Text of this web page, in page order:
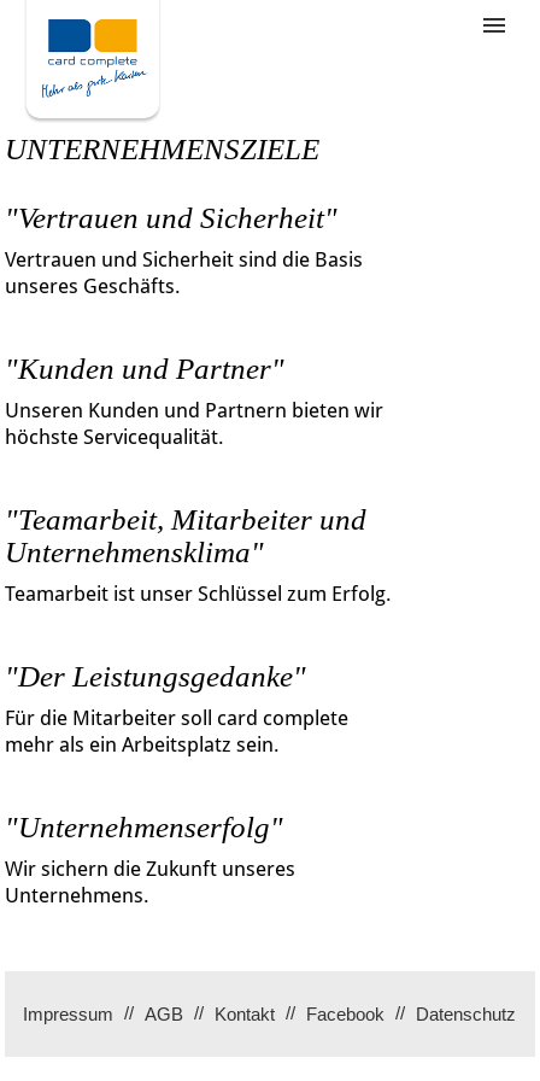
Stellenangebote
Unternehmensziele
Wie bewerbe ich mich
UNTERNEHMENSZIELE
"Vertrauen und Sicherheit"
Vertrauen und Sicherheit sind die Basis
unseres Geschäfts.
"Kunden und Partner"
Unseren Kunden und Partnern bieten wir
höchste Servicequalität.
"Teamarbeit, Mitarbeiter und
Unternehmensklima"
Teamarbeit ist unser Schlüssel zum Erfolg.
"Der Leistungsgedanke"
Für die Mitarbeiter soll card complete
mehr als ein Arbeitsplatz sein.
"Unternehmenserfolg"
Wir sichern die Zukunft unseres
Unternehmens.
Impressum AGB Kontakt Facebook Datenschutz